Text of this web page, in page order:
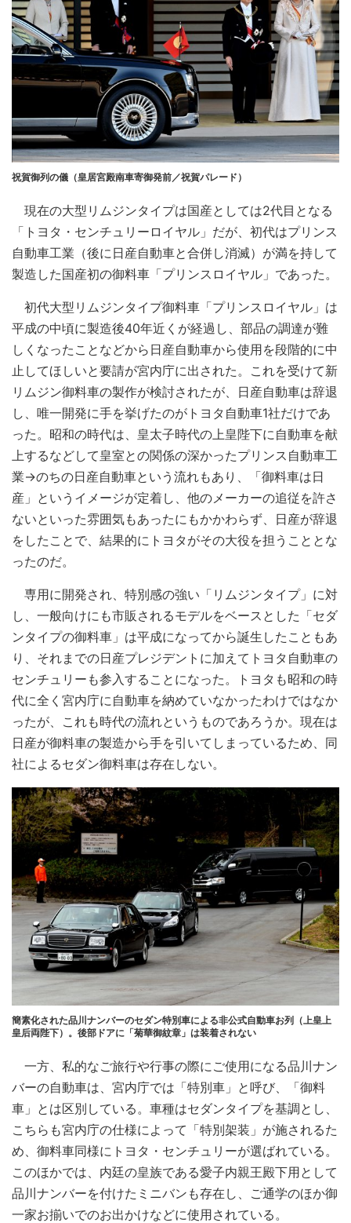
祝賀御列の儀（皇居宮殿南車寄御発前／祝賀パレード）
現在の大型リムジンタイプは国産としては2代目となる
「トヨタ・センチュリーロイヤル」だが、初代はプリンス
自動車工業（後に日産自動車と合併し消滅）が満を持して
製造した国産初の御料車「プリンスロイヤル」であった。
初代大型リムジンタイプ御料車「プリンスロイヤル」は
平成の中頃に製造後40年近くが経過し、部品の調達が難
しくなったことなどから日産自動車から使用を段階的に中
止してほしいと要請が宮内庁に出された。これを受けて新
リムジン御料車の製作が検討されたが、日産自動車は辞退
し、唯一開発に手を挙げたのがトヨタ自動車1社だけであ
った。昭和の時代は、皇太子時代の上皇陛下に自動車を献
上するなどして皇室との関係の深かったプリンス自動車工
業→のちの日産自動車という流れもあり、「御料車は日
産」というイメージが定着し、他のメーカーの追従を許さ
ないといった雰囲気もあったにもかかわらず、日産が辞退
をしたことで、結果的にトヨタがその大役を担うこととな
ったのだ。
専用に開発され、特別感の強い「リムジンタイプ」に対
し、一般向けにも市販されるモデルをベースとした「セダ
ンタイプの御料車」は平成になってから誕生したこともあ
り、それまでの日産プレジデントに加えてトヨタ自動車の
センチュリーも参入することになった。トヨタも昭和の時
代に全く宮内庁に自動車を納めていなかったわけではなか
ったが、これも時代の流れというものであろうか。現在は
日産が御料車の製造から手を引いてしまっているため、同
社によるセダン御料車は存在しない。
簡素化された品川ナンバーのセダン特別車による非公式自動車お列（上皇上
皇后両陛下）。後部ドアに「菊華御紋章」は装着されない
一方、私的なご旅行や行事の際にご使用になる品川ナン
バーの自動車は、宮内庁では「特別車」と呼び、「御料
車」とは区別している。車種はセダンタイプを基調とし、
こちらも宮内庁の仕様によって「特別架装」が施されるた
め、御料車同様にトヨタ・センチュリーが選ばれている。
このほかでは、内廷の皇族である愛子内親王殿下用として
品川ナンバーを付けたミニバンも存在し、ご通学のほか御
一家お揃いでのお出かけなどに使用されている。